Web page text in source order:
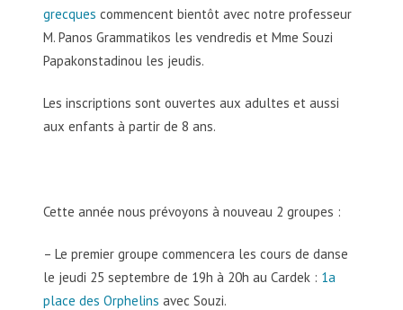
grecques commencent bientôt avec notre professeur
M. Panos Grammatikos les vendredis et Mme Souzi
Papakonstadinou les jeudis.
Les inscriptions sont ouvertes aux adultes et aussi
aux enfants à partir de 8 ans.
Cette année nous prévoyons à nouveau 2 groupes :
– Le premier groupe commencera les cours de danse
le jeudi 25 septembre de 19h à 20h au Cardek : 1a
place des Orphelins avec Souzi.